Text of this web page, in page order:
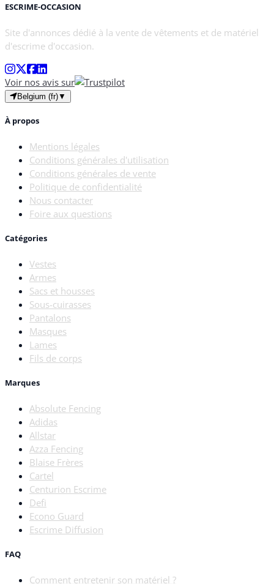
ESCRIME-OCCASION
Site d'annonces dédié à la vente de vêtements et de matériel
d'escrime d'occasion.
Voir nos avis sur
Belgium (fr)▼
À propos
Mentions légales
Conditions générales d'utilisation
Conditions générales de vente
Politique de confidentialité
Nous contacter
Foire aux questions
Catégories
Vestes
Armes
Sacs et housses
Sous-cuirasses
Pantalons
Masques
Lames
Fils de corps
Marques
Absolute Fencing
Adidas
Allstar
Azza Fencing
Blaise Frères
Cartel
Centurion Escrime
Defi
Econo Guard
Escrime Diffusion
FAQ
Comment entretenir son matériel ?